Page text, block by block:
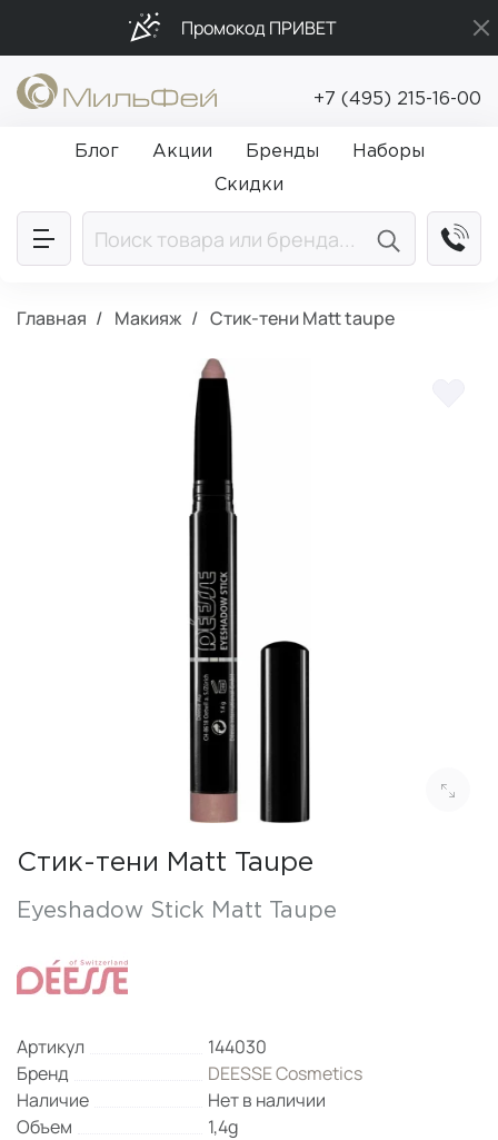
Промокод ПРИВЕТ
Подарки в каждый заказ от 5 000₽
Бесплатная доставка от 5 000₽
+7 (495) 215-16-00
Блог Акции Бренды
Наборы
Скидки
Главная Макияж Стик-тени Matt taupe
Стик-тени Matt Taupe
Eyeshadow Stick Matt Taupe
Артикул
144030
Бренд
DEESSE Cosmetics
Наличие
Нет в наличии
Объем
1,4g